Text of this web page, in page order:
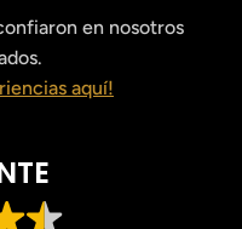
en nosotros
aquí!